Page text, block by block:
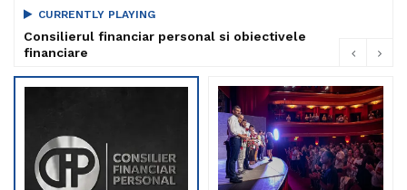
CURRENTLY PLAYING
Consilierul financiar personal si obiectivele
financiare